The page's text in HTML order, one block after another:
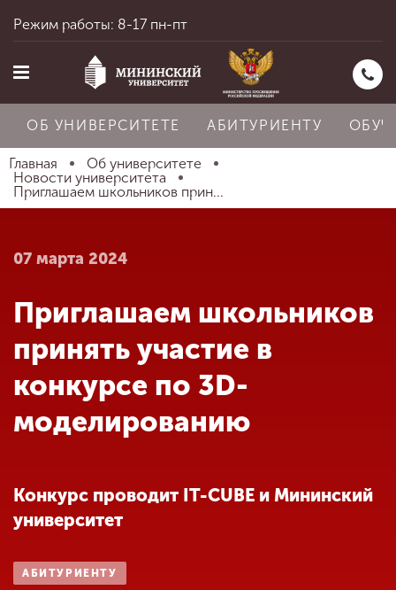
Главная
Абитуриенту
Обучение
Международная
Режим работы: 8-17 пн-пт
ОБ УНИВЕРСИТЕТЕ АБИТУРИЕНТУ
Главная
Об университете
Новости университета
Приглашаем школьников прин...
07 марта 2024
Приглашаем школьников
принять участие в
конкурсе по 3D-
моделированию
Конкурс проводит IT-CUBE и Мининский
университет
АБИТУРИЕНТУ